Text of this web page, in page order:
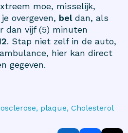
moe, misselijk,
overgeven, beldan, als
dan vijf (5) minuten
. Stap niet zelf in de auto,
hier kan direct
gegeven.
plaque, Cholesterol